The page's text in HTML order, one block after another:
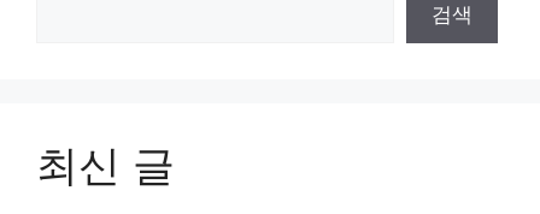
검색
최신 글